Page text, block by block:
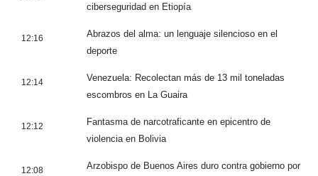
ciberseguridad en Etiopía
12:16
Abrazos del alma: un lenguaje silencioso en el
deporte
12:14
Venezuela: Recolectan más de 13 mil toneladas
escombros en La Guaira
12:12
Fantasma de narcotraficante en epicentro de
violencia en Bolivia
12:08
Arzobispo de Buenos Aires duro contra gobierno por